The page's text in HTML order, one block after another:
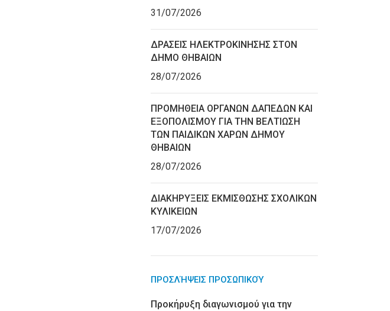
31/07/2026
ΔΡΑΣΕΙΣ ΗΛΕΚΤΡΟΚΙΝΗΣΗΣ ΣΤΟΝ
ΔΗΜΟ ΘΗΒΑΙΩΝ
28/07/2026
ΠΡΟΜΗΘΕΙΑ ΟΡΓΑΝΩΝ ΔΑΠΕΔΩΝ ΚΑΙ
ΕΞΟΠΟΛΙΣΜΟΥ ΓΙΑ ΤΗΝ ΒΕΛΤΙΩΣΗ
ΤΩΝ ΠΑΙΔΙΚΩΝ ΧΑΡΩΝ ΔΗΜΟΥ
ΘΗΒΑΙΩΝ
28/07/2026
ΔΙΑΚΗΡΥΞΕΙΣ ΕΚΜΙΣΘΩΣΗΣ ΣΧΟΛΙΚΩΝ
ΚΥΛΙΚΕΙΩΝ
17/07/2026
ΠΡΟΣΛΉΨΕΙΣ ΠΡΟΣΩΠΙΚΟΎ
Προκήρυξη διαγωνισμού για την